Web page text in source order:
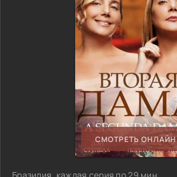
СМОТРЕТЬ ОНЛАЙН